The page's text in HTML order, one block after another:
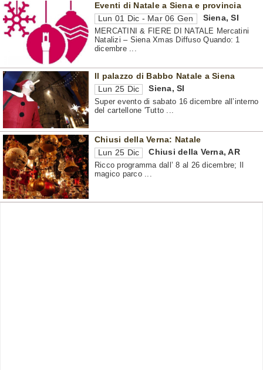
Eventi di Natale a Siena e provincia
Lun 01 Dic - Mar 06 Gen Siena,SI
MERCATINI & FIERE DI NATALE Mercatini
Natalizi – Siena Xmas Diffuso Quando: 1
dicembre ...
Il palazzo di Babbo Natale a Siena
Lun 25 Dic Siena,SI
Super evento di sabato 16 dicembre all’interno
del cartellone 'Tutto ...
Chiusi della Verna: Natale
Lun 25 Dic Chiusi della Verna,AR
Ricco programma dall’ 8 al 26 dicembre; Il
magico parco ...